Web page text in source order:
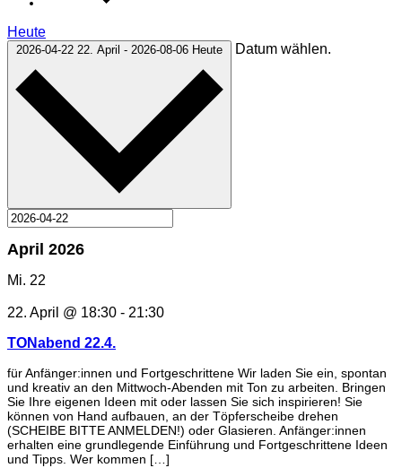
Heute
2026-04-22 22. April - 2026-08-06 Heute Datum wählen.
April 2026
Mi. 22
22. April @ 18:30 - 21:30
TONabend 22.4.
für Anfänger:innen und Fortgeschrittene Wir laden Sie ein, spontan
und kreativ an den Mittwoch-Abenden mit Ton zu arbeiten. Bringen
Sie Ihre eigenen Ideen mit oder lassen Sie sich inspirieren! Sie
können von Hand aufbauen, an der Töpferscheibe drehen
(SCHEIBE BITTE ANMELDEN!) oder Glasieren. Anfänger:innen
erhalten eine grundlegende Einführung und Fortgeschrittene Ideen
und Tipps. Wer kommen […]